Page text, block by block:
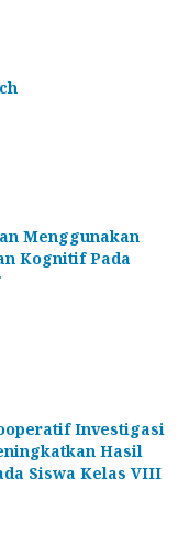
Menggunakan
Kognitif Pada
Investigasi
Hasil
Siswa Kelas VIII